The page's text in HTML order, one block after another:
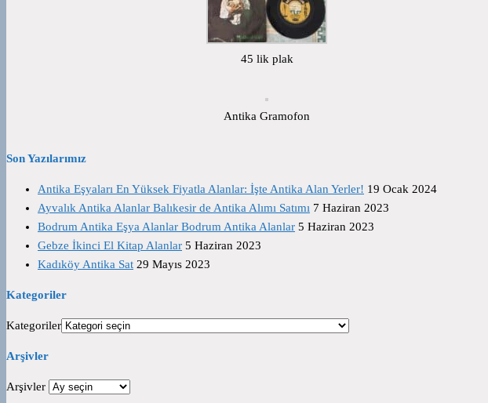
45 lik plak
Antika Gramofon
Son Yazılarımız
Antika Eşyaları En Yüksek Fiyatla Alanlar: İşte Antika Alan Yerler! 19 Ocak 2024
Ayvalık Antika Alanlar Balıkesir de Antika Alımı Satımı 7 Haziran 2023
Bodrum Antika Eşya Alanlar Bodrum Antika Alanlar 5 Haziran 2023
Gebze İkinci El Kitap Alanlar 5 Haziran 2023
Kadıköy Antika Sat 29 Mayıs 2023
Kategoriler
Kategoriler
Arşivler
Arşivler